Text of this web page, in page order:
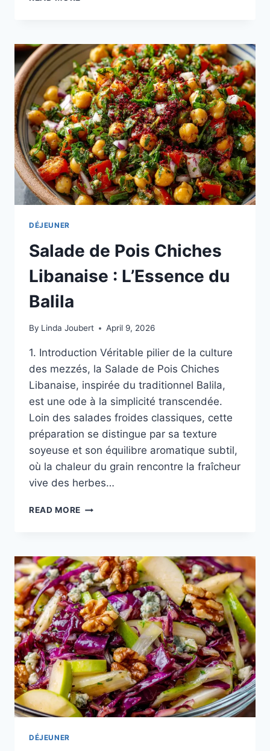
:
L’ALTERNATIVE
GOURMET
À
LA
FRITURE
DÉJEUNER
Salade de Pois Chiches
Libanaise : L’Essence du
Balila
By Linda Joubert April 9, 2026
1. Introduction Véritable pilier de la culture
des mezzés, la Salade de Pois Chiches
Libanaise, inspirée du traditionnel Balila,
est une ode à la simplicité transcendée.
Loin des salades froides classiques, cette
préparation se distingue par sa texture
soyeuse et son équilibre aromatique subtil,
où la chaleur du grain rencontre la fraîcheur
vive des herbes…
READ MORE SALADE
LIBANAISE
:
L’ESSENCE
DU
BALILA
DÉJEUNER